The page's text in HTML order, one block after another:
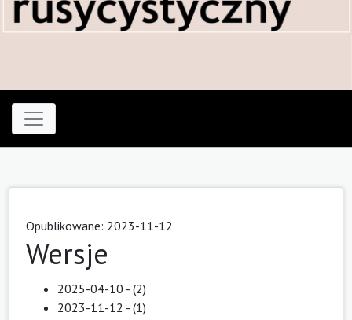
Opublikowane: 2023-11-12
Wersje
2025-04-10 - (2)
2023-11-12 - (1)